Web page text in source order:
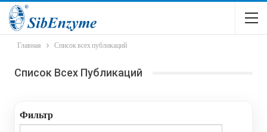
Главная Список всех публикаций
Список Всех Публикаций
Фильтр